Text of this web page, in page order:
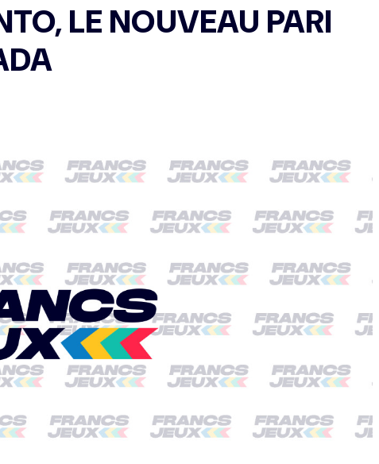
LE NOUVEAU PARI